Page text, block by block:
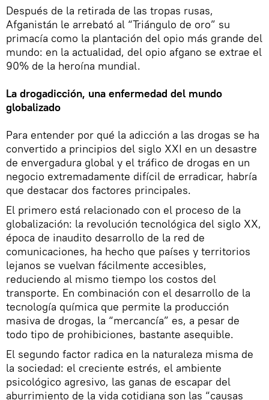
Después de la retirada de las tropas rusas,
Afganistán le arrebató al “Triángulo de oro” su
primacía como la plantación del opio más grande del
mundo: en la actualidad, del opio afgano se extrae el
90% de la heroína mundial.
La drogadicción, una enfermedad del mundo
globalizado
Para entender por qué la adicción a las drogas se ha
convertido a principios del siglo XXI en un desastre
de envergadura global y el tráfico de drogas en un
negocio extremadamente difícil de erradicar, habría
que destacar dos factores principales.
El primero está relacionado con el proceso de la
globalización: la revolución tecnológica del siglo XX,
época de inaudito desarrollo de la red de
comunicaciones, ha hecho que países y territorios
lejanos se vuelvan fácilmente accesibles,
reduciendo al mismo tiempo los costos del
transporte. En combinación con el desarrollo de la
tecnología química que permite la producción
masiva de drogas, la “mercancía” es, a pesar de
todo tipo de prohibiciones, bastante asequible.
El segundo factor radica en la naturaleza misma de
la sociedad: el creciente estrés, el ambiente
psicológico agresivo, las ganas de escapar del
aburrimiento de la vida cotidiana son las “causas